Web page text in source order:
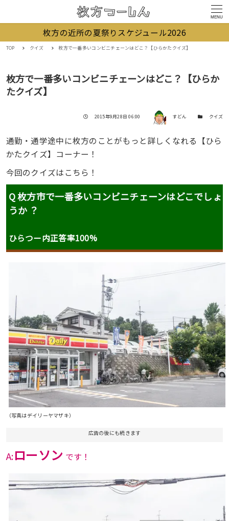
MENU
枚方の近所の夏祭りスケジュール2026
TOP クイズ 枚方で一番多いコンビニチェーンはどこ？【ひらかたクイズ】
枚方で一番多いコンビニチェーンはどこ？【ひらか
たクイズ】
投稿日
2015年9月28日 06:00 著者 すどん カテゴリー
クイズ
通勤・通学途中に枚方のことがもっと詳しくなれる【ひら
かたクイズ】コーナー！
今回のクイズはこちら！
Q 枚方市で一番多いコンビニチェーンはどこでしょ
うか ？
ひらつー内正答率100%
（写真はデイリーヤマザキ）
広告の後にも続きます
A:ローソン です！